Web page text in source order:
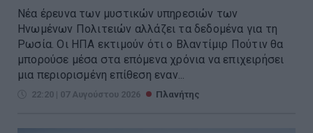
Νέα έρευνα των μυστικών υπηρεσιών των
Ηνωμένων Πολιτειών αλλάζει τα δεδομένα για τη
Ρωσία. Οι ΗΠΑ εκτιμούν ότι ο Βλαντίμιρ Πούτιν θα
μπορούσε μέσα στα επόμενα χρόνια να επιχειρήσει
μια περιορισμένη επίθεση εναν...
22:20 | 07 Αυγούστου 2026 Πλανήτης